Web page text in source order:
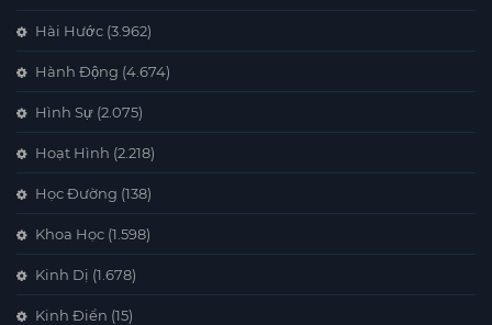
Hài Hước (3.962)
Hành Động (4.674)
Hình Sự (2.075)
Hoạt Hình (2.218)
Học Đường (138)
Khoa Học (1.598)
Kinh Dị (1.678)
Kinh Điển (15)